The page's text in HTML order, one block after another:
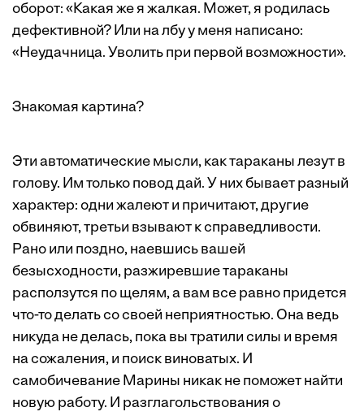
оборот: «Какая же я жалкая. Может, я родилась
дефективной? Или на лбу у меня написано:
«Неудачница. Уволить при первой возможности».
Знакомая картина?
Эти автоматические мысли, как тараканы лезут в
голову. Им только повод дай. У них бывает разный
характер: одни жалеют и причитают, другие
обвиняют, третьи взывают к справедливости.
Рано или поздно, наевшись вашей
безысходности, разжиревшие тараканы
расползутся по щелям, а вам все равно придется
что-то делать со своей неприятностью. Она ведь
никуда не делась, пока вы тратили силы и время
на сожаления, и поиск виноватых. И
самобичевание Марины никак не поможет найти
новую работу. И разглагольствования о